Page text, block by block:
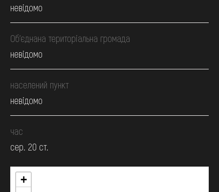
невідомо
Об’єднана територіальна громада
невідомо
населений пункт
невідомо
час
сер. 20 ст.
+